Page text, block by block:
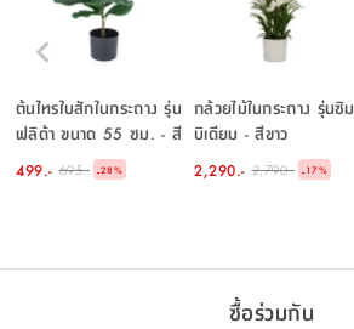
ต้นไทรใบสักในกระถาง รุ่น
ฟลิด้า ขนาด 55 ซม. - สี
เขียว
499.- 695.- -28%
กล้วยไม้ในกระถาง รุ่นซิม
บิเดียม - สีขาว
2,290.- 2,790.- -17%
ซื้อร่วมกัน